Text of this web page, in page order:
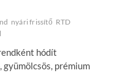
nyári frissítő RTD
hódít
prémium